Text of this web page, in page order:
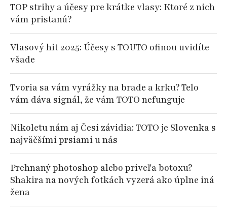
TOP strihy a účesy pre krátke vlasy: Ktoré z nich
vám pristanú?
Vlasový hit 2025: Účesy s TOUTO ofinou uvidíte
všade
Tvoria sa vám vyrážky na brade a krku? Telo
vám dáva signál, že vám TOTO nefunguje
Nikoletu nám aj Česi závidia: TOTO je Slovenka s
najväčšími prsiami u nás
Prehnaný photoshop alebo priveľa botoxu?
Shakira na nových fotkách vyzerá ako úplne iná
žena